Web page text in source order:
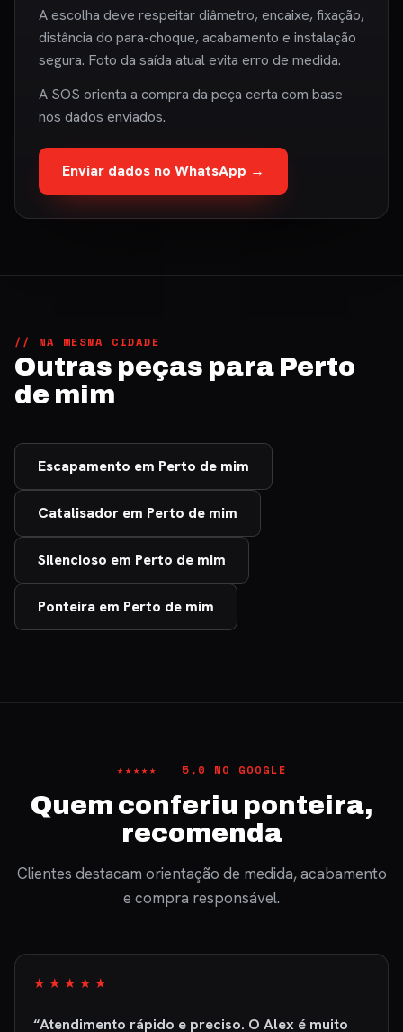
A escolha deve respeitar diâmetro, encaixe, fixação,
distância do para-choque, acabamento e instalação
segura. Foto da saída atual evita erro de medida.
A SOS orienta a compra da peça certa com base
nos dados enviados.
Enviar dados no WhatsApp →
// NA MESMA CIDADE
Outras peças para Perto
de mim
Escapamento em Perto de mim
Catalisador em Perto de mim
Silencioso em Perto de mim
Ponteira em Perto de mim
★★★★★ 5,0 NO GOOGLE
Quem conferiu ponteira,
recomenda
Clientes destacam orientação de medida, acabamento
e compra responsável.
★★★★★
“Atendimento rápido e preciso. O Alex é muito